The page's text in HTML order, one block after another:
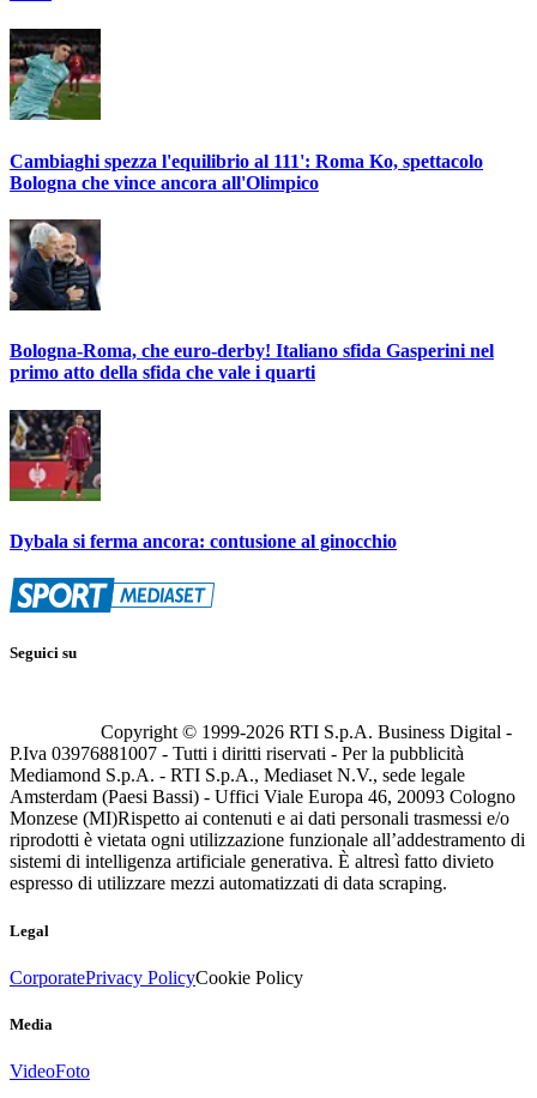
Cambiaghi spezza l'equilibrio al 111': Roma Ko, spettacolo
Bologna che vince ancora all'Olimpico
Bologna-Roma, che euro-derby! Italiano sfida Gasperini nel
primo atto della sfida che vale i quarti
Dybala si ferma ancora: contusione al ginocchio
Seguici su
Copyright © 1999-2026 RTI S.p.A. Business Digital -
P.Iva 03976881007 - Tutti i diritti riservati - Per la pubblicità
Mediamond S.p.A. - RTI S.p.A., Mediaset N.V., sede legale
Amsterdam (Paesi Bassi) - Uffici Viale Europa 46, 20093 Cologno
Monzese (MI)Rispetto ai contenuti e ai dati personali trasmessi e/o
riprodotti è vietata ogni utilizzazione funzionale all’addestramento di
sistemi di intelligenza artificiale generativa. È altresì fatto divieto
espresso di utilizzare mezzi automatizzati di data scraping.
Legal
CorporatePrivacy PolicyCookie Policy
Media
VideoFoto